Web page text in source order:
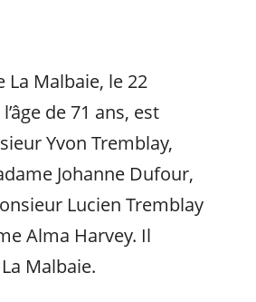
La Malbaie, le 22
de 71 ans, est
Yvon Tremblay,
Johanne Dufour,
Lucien Tremblay
Alma Harvey. Il
Malbaie.